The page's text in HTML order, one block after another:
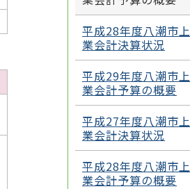
平成28年度八潮市
業会計決算状況
平成29年度八潮市
業会計予算の概要
平成27年度八潮市
業会計決算状況
平成28年度八潮市
業会計予算の概要